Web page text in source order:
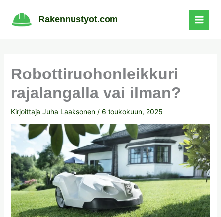
sisältöön
Rakennustyot.com
Robottiruohonleikkuri
rajalangalla vai ilman?
Kirjoittaja Juha Laaksonen / 6 toukokuun, 2025